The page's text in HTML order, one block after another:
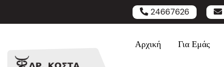
24667626
Αρχική Για Εμάς